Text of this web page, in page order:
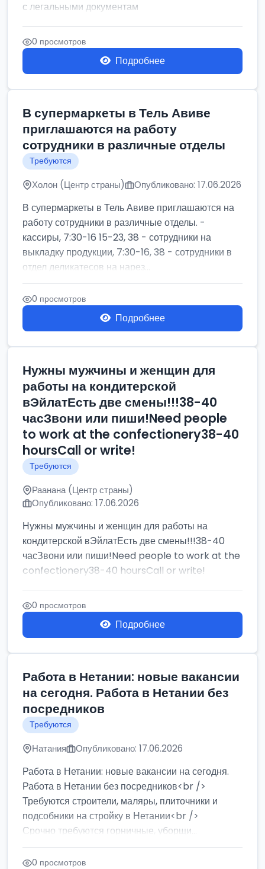
с легальными документам
0 просмотров
Подробнее
В супермаркеты в Тель Авиве
приглашаются на работу
сотрудники в различные отделы
Требуются
Холон (Центр страны) Опубликовано: 17.06.2026
В супермаркеты в Тель Авиве приглашаются на
работу сотрудники в различные отделы. -
кассиры, 7:30-16 15-23, 38 - сотрудники на
выкладку продукции, 7:30-16, 38 - сотрудники в
отдел деликатесов на нарез...
0 просмотров
Подробнее
Нужны мужчины и женщин для
работы на кондитерской
вЭйлатЕсть две смены!!!38-40
часЗвони или пиши!Need people
to work at the confectionery38-40
hoursCall or write!
Требуются
Раанана (Центр страны)
Опубликовано: 17.06.2026
Нужны мужчины и женщин для работы на
кондитерской вЭйлатЕсть две смены!!!38-40
часЗвони или пиши!Need people to work at the
confectionery38-40 hoursCall or write!
0 просмотров
Подробнее
Работа в Нетании: новые вакансии
на сегодня. Работа в Нетании без
посредников
Требуются
Натания Опубликовано: 17.06.2026
Работа в Нетании: новые вакансии на сегодня.
Работа в Нетании без посредников<br />
Требуются строители, маляры, плиточники и
подсобники на стройку в Нетании<br />
Срочно требуются горничные, уборщи...
0 просмотров